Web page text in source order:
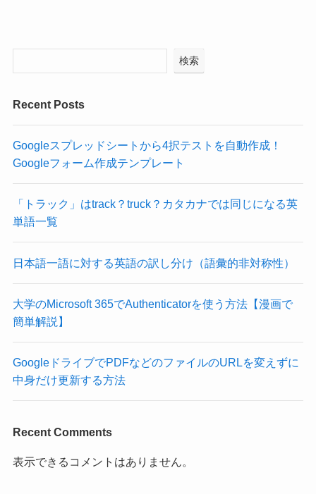
検索
Recent Posts
Googleスプレッドシートから4択テストを自動作成！
Googleフォーム作成テンプレート
「トラック」はtrack？truck？カタカナでは同じになる英
単語一覧
日本語一語に対する英語の訳し分け（語彙的非対称性）
大学のMicrosoft 365でAuthenticatorを使う方法【漫画で
簡単解説】
GoogleドライブでPDFなどのファイルのURLを変えずに
中身だけ更新する方法
Recent Comments
表示できるコメントはありません。